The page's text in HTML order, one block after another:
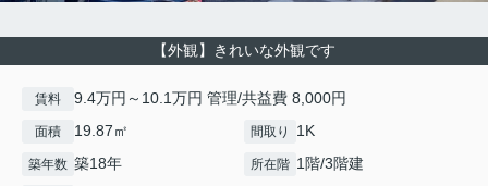
【外観】きれいな外観です
賃料 9.4万円～10.1万円 管理/共益費 8,000円
面積 19.87㎡ 間取り 1K
築年数 築18年 所在階 1階/3階建